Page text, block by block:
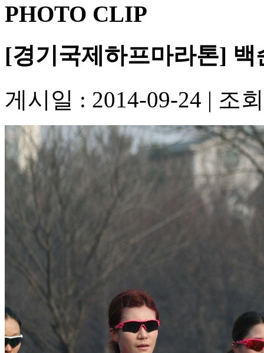
PHOTO CLIP
[경기국제하프마라톤] 백
게시일 : 2014-09-24 | 조